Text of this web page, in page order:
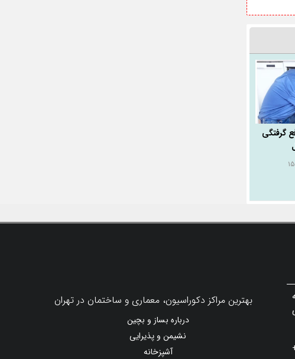
گرفتگی
بهترین مراکز دکوراسیون، معماری و ساختمان در تهران
درباره بساز و بچین
نشیمن و پذیرایی
آشپزخانه